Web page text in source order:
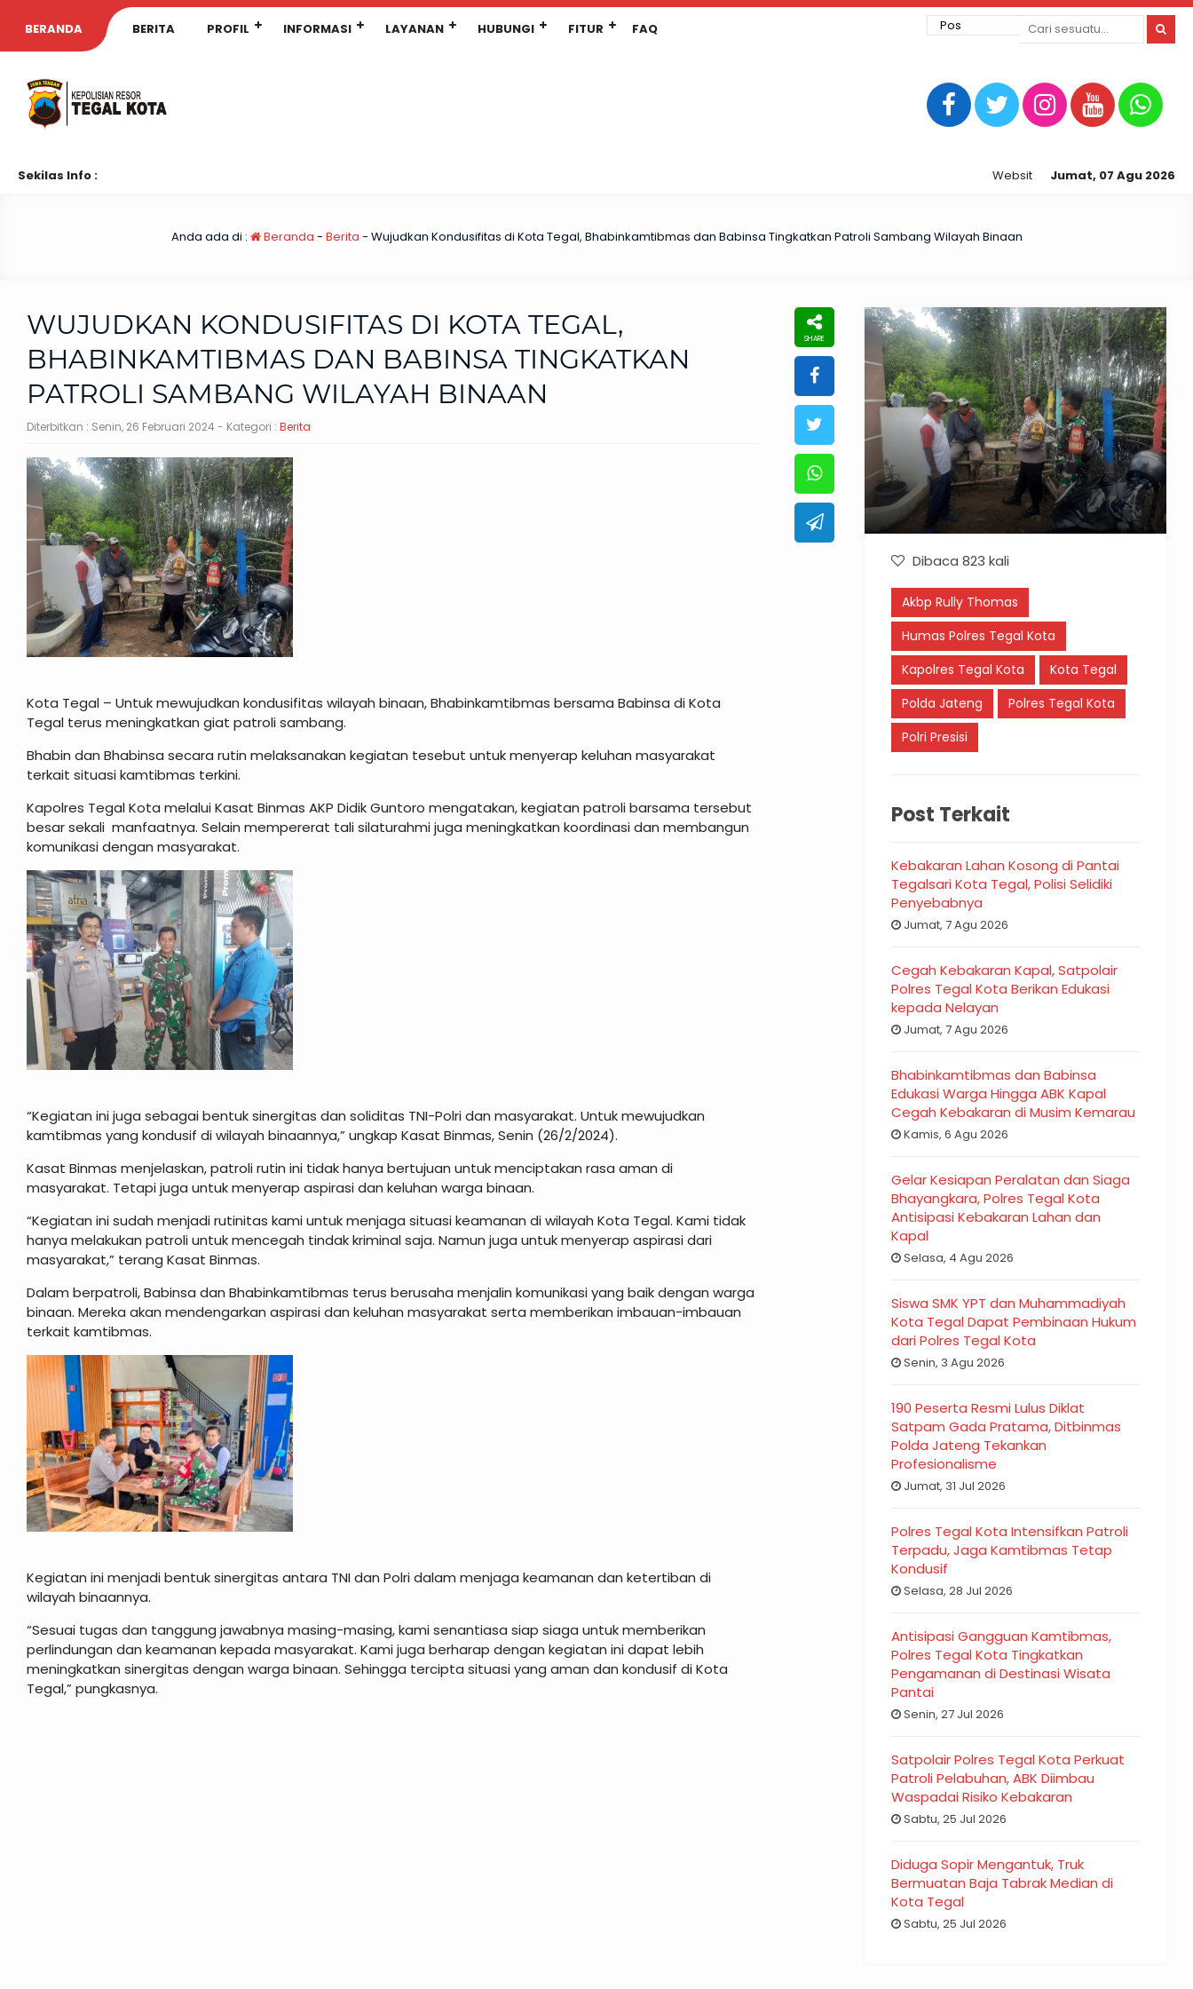
BERANDA BERITA PROFIL INFORMASI LAYANAN HUBUNGI FITUR FAQ
Sekilas Info : Jumat, 07 Agu 2026
Website Resmi Kepolisian Resor
Anda ada di : Beranda - Berita - Wujudkan Kondusifitas di Kota Tegal, Bhabinkamtibmas dan Babinsa Tingkatkan Patroli Sambang Wilayah Binaan
WUJUDKAN KONDUSIFITAS DI KOTA TEGAL,
BHABINKAMTIBMAS DAN BABINSA TINGKATKAN
PATROLI SAMBANG WILAYAH BINAAN
Diterbitkan : Senin, 26 Februari 2024 - Kategori : Berita
Kota Tegal – Untuk mewujudkan kondusifitas wilayah binaan, Bhabinkamtibmas bersama Babinsa di Kota
Tegal terus meningkatkan giat patroli sambang.
Bhabin dan Bhabinsa secara rutin melaksanakan kegiatan tesebut untuk menyerap keluhan masyarakat
terkait situasi kamtibmas terkini.
Kapolres Tegal Kota melalui Kasat Binmas AKP Didik Guntoro mengatakan, kegiatan patroli barsama tersebut
besar sekali manfaatnya. Selain mempererat tali silaturahmi juga meningkatkan koordinasi dan membangun
komunikasi dengan masyarakat.
“Kegiatan ini juga sebagai bentuk sinergitas dan soliditas TNI-Polri dan masyarakat. Untuk mewujudkan
kamtibmas yang kondusif di wilayah binaannya,” ungkap Kasat Binmas, Senin (26/2/2024).
Kasat Binmas menjelaskan, patroli rutin ini tidak hanya bertujuan untuk menciptakan rasa aman di
masyarakat. Tetapi juga untuk menyerap aspirasi dan keluhan warga binaan.
“Kegiatan ini sudah menjadi rutinitas kami untuk menjaga situasi keamanan di wilayah Kota Tegal. Kami tidak
hanya melakukan patroli untuk mencegah tindak kriminal saja. Namun juga untuk menyerap aspirasi dari
masyarakat,” terang Kasat Binmas.
Dalam berpatroli, Babinsa dan Bhabinkamtibmas terus berusaha menjalin komunikasi yang baik dengan warga
binaan. Mereka akan mendengarkan aspirasi dan keluhan masyarakat serta memberikan imbauan-imbauan
terkait kamtibmas.
Kegiatan ini menjadi bentuk sinergitas antara TNI dan Polri dalam menjaga keamanan dan ketertiban di
wilayah binaannya.
“Sesuai tugas dan tanggung jawabnya masing-masing, kami senantiasa siap siaga untuk memberikan
perlindungan dan keamanan kepada masyarakat. Kami juga berharap dengan kegiatan ini dapat lebih
meningkatkan sinergitas dengan warga binaan. Sehingga tercipta situasi yang aman dan kondusif di Kota
Tegal,” pungkasnya.
Dibaca 823 kali
Akbp Rully Thomas
Humas Polres Tegal Kota
Kapolres Tegal Kota
Kota Tegal
Polda Jateng
Polres Tegal Kota
Polri Presisi
Post Terkait
Kebakaran Lahan Kosong di Pantai
Tegalsari Kota Tegal, Polisi Selidiki
Penyebabnya
Jumat, 7 Agu 2026
Cegah Kebakaran Kapal, Satpolair
Polres Tegal Kota Berikan Edukasi
kepada Nelayan
Jumat, 7 Agu 2026
Bhabinkamtibmas dan Babinsa
Edukasi Warga Hingga ABK Kapal
Cegah Kebakaran di Musim Kemarau
Kamis, 6 Agu 2026
Gelar Kesiapan Peralatan dan Siaga
Bhayangkara, Polres Tegal Kota
Antisipasi Kebakaran Lahan dan
Kapal
Selasa, 4 Agu 2026
Siswa SMK YPT dan Muhammadiyah
Kota Tegal Dapat Pembinaan Hukum
dari Polres Tegal Kota
Senin, 3 Agu 2026
190 Peserta Resmi Lulus Diklat
Satpam Gada Pratama, Ditbinmas
Polda Jateng Tekankan
Profesionalisme
Jumat, 31 Jul 2026
Polres Tegal Kota Intensifkan Patroli
Terpadu, Jaga Kamtibmas Tetap
Kondusif
Selasa, 28 Jul 2026
Antisipasi Gangguan Kamtibmas,
Polres Tegal Kota Tingkatkan
Pengamanan di Destinasi Wisata
Pantai
Senin, 27 Jul 2026
Satpolair Polres Tegal Kota Perkuat
Patroli Pelabuhan, ABK Diimbau
Waspadai Risiko Kebakaran
Sabtu, 25 Jul 2026
Diduga Sopir Mengantuk, Truk
Bermuatan Baja Tabrak Median di
Kota Tegal
Sabtu, 25 Jul 2026